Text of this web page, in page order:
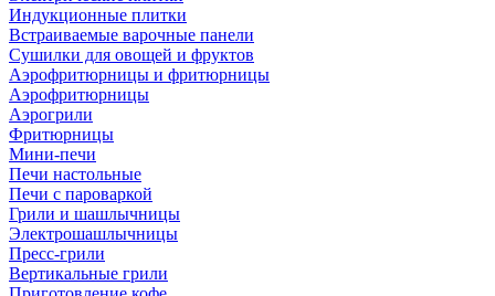
Индукционные плитки
Встраиваемые варочные панели
Сушилки для овощей и фруктов
Аэрофритюрницы и фритюрницы
Аэрофритюрницы
Аэрогрили
Фритюрницы
Мини-печи
Печи настольные
Печи с пароваркой
Грили и шашлычницы
Электрошашлычницы
Пресс-грили
Вертикальные грили